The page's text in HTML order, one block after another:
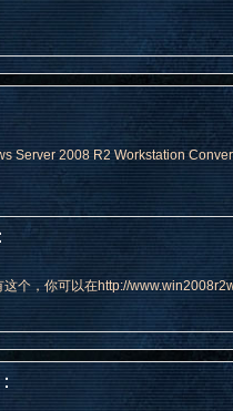
Server 2008 R2 Workstation
个，你可以在http://